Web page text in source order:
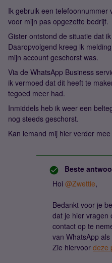
Ik gebruik een telefoonnummer
voor mijn pas opgezette bedrijf.
Gister ontstond de situatie dat
Daaropvolgend kreeg ik
mijn account geschorst was.
Via de WhatsApp Business
ik vermoed dat dit heeft te
tegoed meer had.
Inmiddels heb ik weer een
nog steeds geschorst.
Kan iemand mij hier verder
Beste
Hoi @Zwettie,
Bedankt voor je
dat je hier vragen
contact op te
van WhatsApp
Zie hiervoor deze